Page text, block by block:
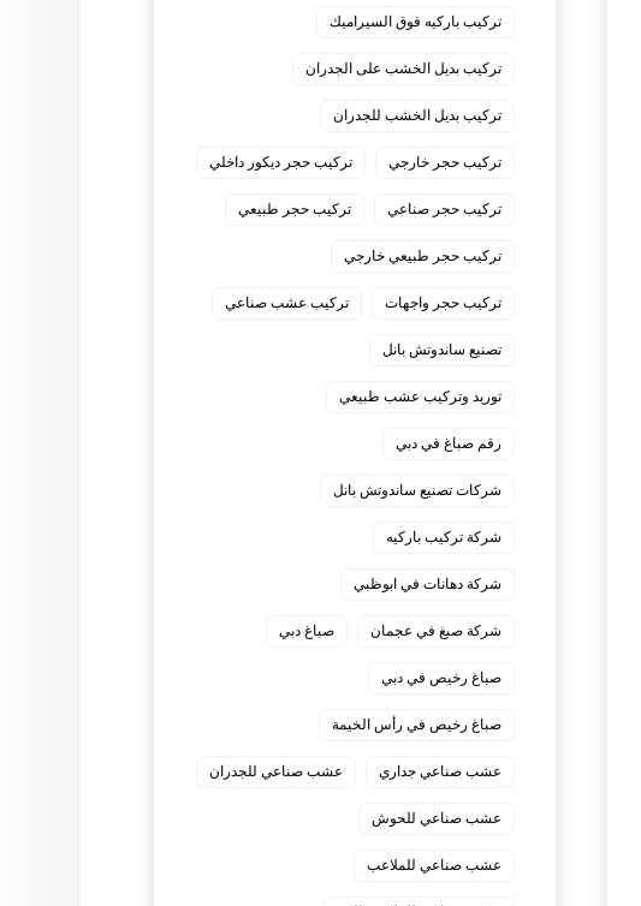
تركيب باركيه فوق السيراميك
تركيب بديل الخشب على الجدران
تركيب بديل الخشب للجدران
تركيب حجر خارجي تركيب حجر ديكور داخلي
تركيب حجر صناعي تركيب حجر طبيعي
تركيب حجر طبيعي خارجي
تركيب حجر واجهات تركيب عشب صناعي
تصنيع ساندوتش بانل
توريد وتركيب عشب طبيعي
رقم صباغ في دبي
شركات تصنيع ساندوتش بانل
شركة تركيب باركيه
شركة دهانات في ابوظبي
شركة صبغ في عجمان صباغ دبي
صباغ رخيص في دبي
صباغ رخيص في رأس الخيمة
عشب صناعي جداري عشب صناعي للجدران
عشب صناعي للحوش
عشب صناعي للملاعب